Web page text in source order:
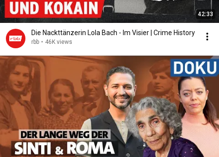
42:33
Die Nackttänzerin Lola Bach - Im Visier | Crime History
rbb • 46K views